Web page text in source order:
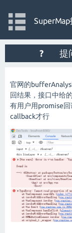
? 提
官网的
回结果，接口中给
有用户用promise
callback才行